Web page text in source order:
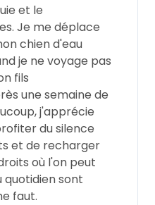
et le
Je me déplace
chien d'eau
je ne voyage pas
fils
une semaine de
j'apprécie
du silence
et de recharger
où l'on peut
quotidien sont
faut.